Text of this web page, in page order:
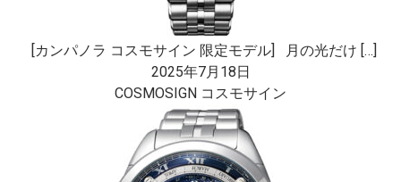
[カンパノラ コスモサイン 限定モデル] 月の光だけ […]
2025年7月18日
COSMOSIGN コスモサイン